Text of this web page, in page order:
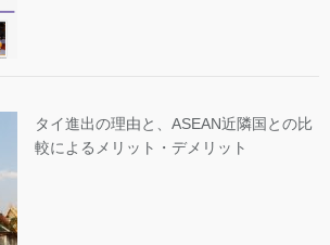
タイ進出の理由と、ASEAN近隣国との比
較によるメリット・デメリット